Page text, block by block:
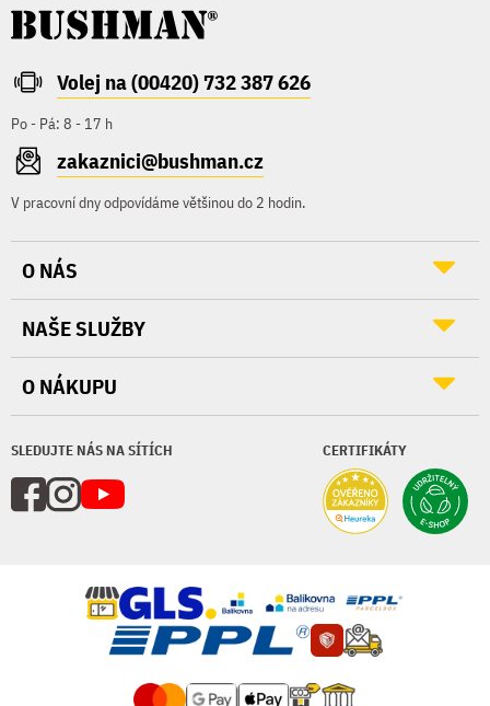
Volej na (00420) 732 387 626
Po - Pá: 8 - 17 h
zakaznici@bushman.cz
V pracovní dny odpovídáme většinou do 2 hodin.
SLEDUJTE NÁS NA SÍTÍCH CERTIFIKÁTY
O NÁS
NAŠE SLUŽBY
O NÁKUPU